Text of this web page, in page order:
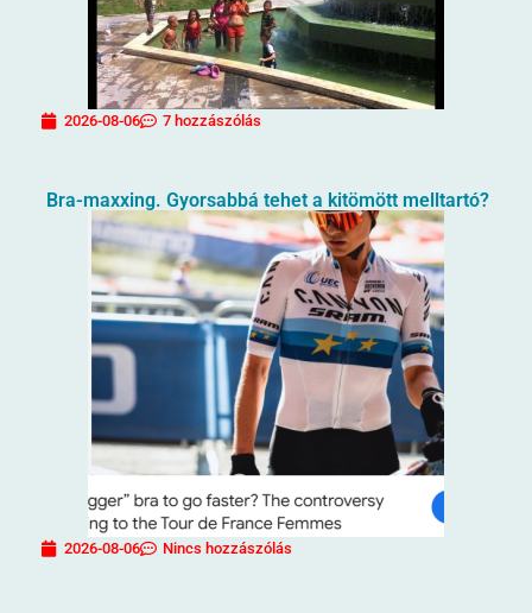
2026-08-06 7 hozzászólás
Bra-maxxing. Gyorsabbá tehet a kitömött melltartó?
2026-08-06 Nincs hozzászólás